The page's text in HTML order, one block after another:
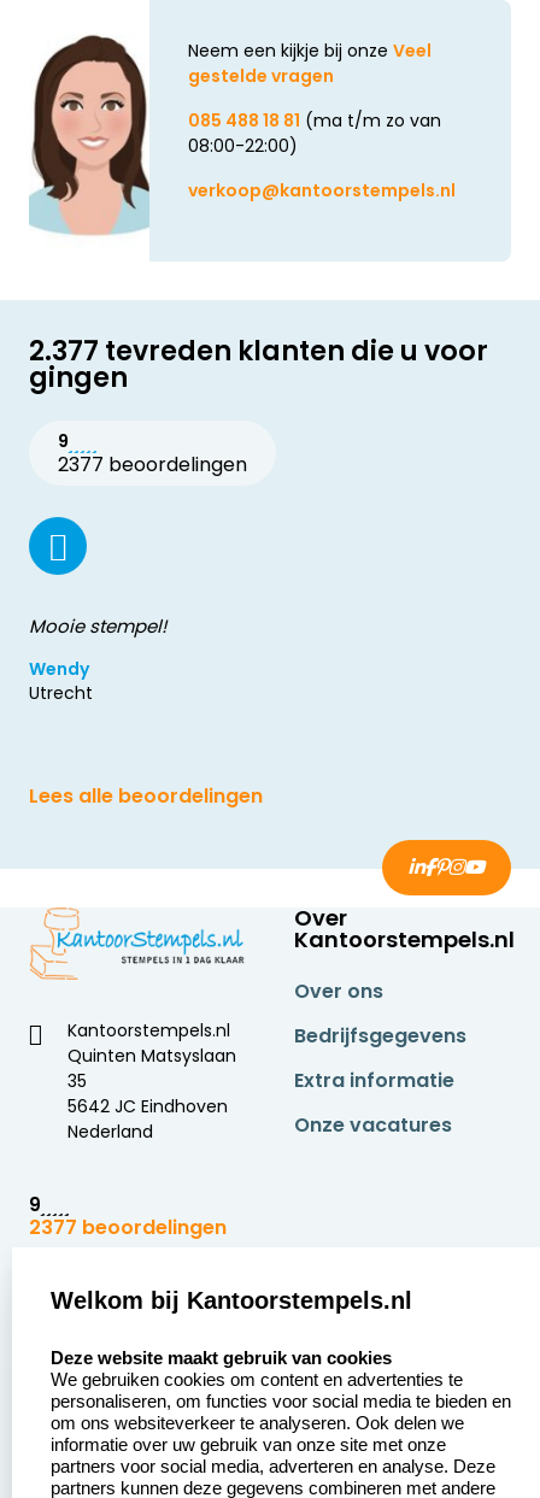
Neem een kijkje bij onze Veel
gestelde vragen
085 488 18 81 (ma t/m zo van
08:00-22:00)
verkoop@kantoorstempels.nl
2.377 tevreden klanten die u voor
gingen
9
2377 beoordelingen
Mooie stempel!
Wendy
Utrecht
Lees alle beoordelingen
Kantoorstempels.nl
Quinten Matsyslaan
35
5642 JC Eindhoven
Nederland
9
2377 beoordelingen
Over
Kantoorstempels.nl
Over ons
Bedrijfsgegevens
Extra informatie
Onze vacatures
Zakelijk:
Aanvraag op maat
Betaling &
Verzending
Wederverkoper
worden
Klantenservice:
Contact opnemen
Veel gestelde vragen
Retourneren
Herroepingsrecht
Welkom bij Kantoorstempels.nl
Deze website maakt gebruik van cookies
We gebruiken cookies om content en advertenties te
personaliseren, om functies voor social media te bieden en
om ons websiteverkeer te analyseren. Ook delen we
informatie over uw gebruik van onze site met onze
partners voor social media, adverteren en analyse. Deze
partners kunnen deze gegevens combineren met andere